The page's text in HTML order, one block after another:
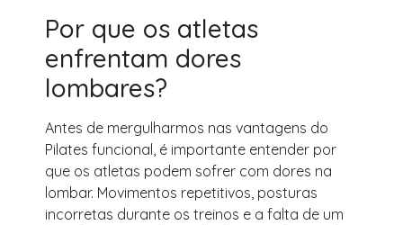
Por que os atletas
enfrentam dores
lombares?
Antes de mergulharmos nas vantagens do
Pilates funcional, é importante entender por
que os atletas podem sofrer com dores na
lombar. Movimentos repetitivos, posturas
incorretas durante os treinos e a falta de um